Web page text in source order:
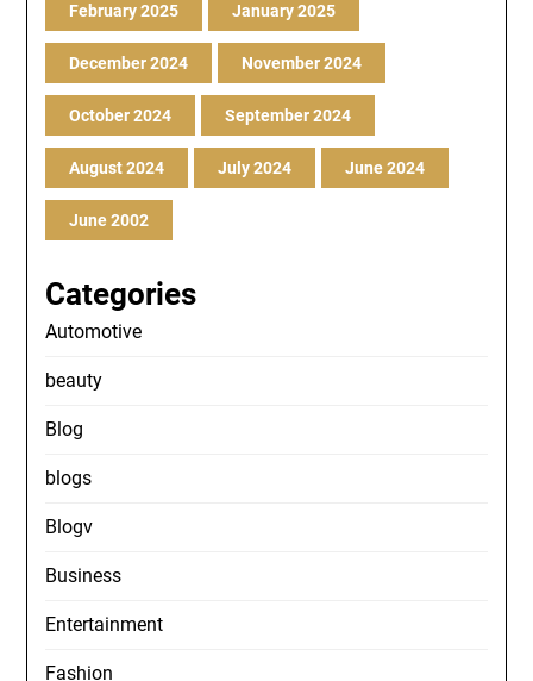
February 2025 January 2025
December 2024 November 2024
October 2024 September 2024
August 2024 July 2024 June 2024
June 2002
Categories
Automotive
beauty
Blog
blogs
Blogv
Business
Entertainment
Fashion